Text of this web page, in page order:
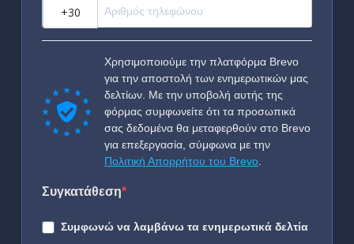
Χρησιμοποιούμε την πλατφόρμα Brevo
για την αποστολή των ενημερωτικών μας
δελτίων. Με την υποβολή αυτής της
φόρμας συμφωνείτε ότι τα προσωπικά
σας δεδομένα θα μεταφερθούν στο Brevo
για επεξεργασία, σύμφωνα με την
Πολιτική Απορρήτου του Brevo
Συγκατάθεση
Συμφωνώ να λαμβάνω τα ενημερωτικά δελτία